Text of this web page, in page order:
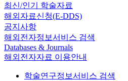
최신/인기 학술자료
해외자료신청(E-DDS)
공지사항
해외전자정보서비스 검색
Databases & Journals
해외전자자료 이용안내
학술연구정보서비스 검색